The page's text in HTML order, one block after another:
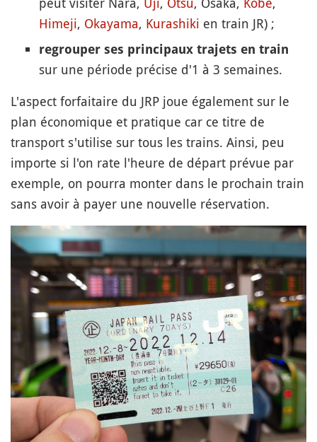
Himeji, Okayama, Kurashiki en train JR) ;
regrouper ses principaux trajets en train
sur une période précise d'1 à 3 semaines.
L'aspect forfaitaire du JRP joue également sur le
plan économique et pratique car ce titre de
transport s'utilise sur tous les trains. Ainsi, peu
importe si l'on rate l'heure de départ prévue par
exemple, on pourra monter dans le prochain train
sans avoir à payer une nouvelle réservation.